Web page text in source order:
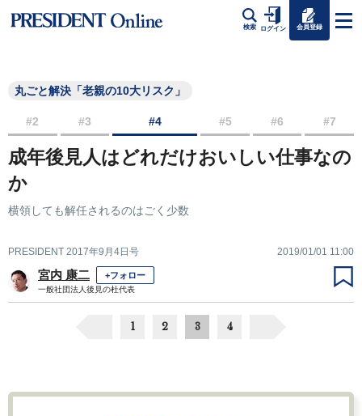
検索 ログイン 会員登録
丸ごと解決「老親の10大リスク」
#2 #3 #4 #5 #6 #7
成年後見人はどれだけおいしい仕事なの
か
横領しても解任されるのはごく少数
PRESIDENT 2017年9月4日号 2019/01/01 11:00
宮内 康二 +フォロー
一般社団法人後見の杜代表
1 2 3 4